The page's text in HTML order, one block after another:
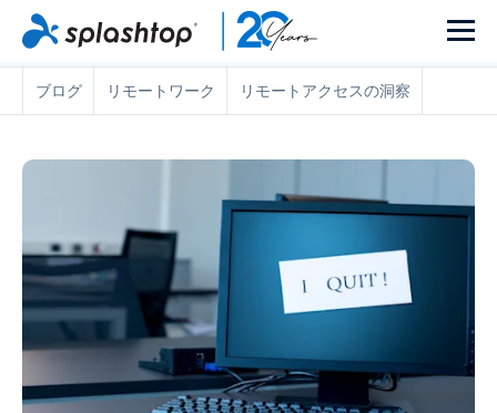
ブログ リモートワーク リモートアクセスの洞察